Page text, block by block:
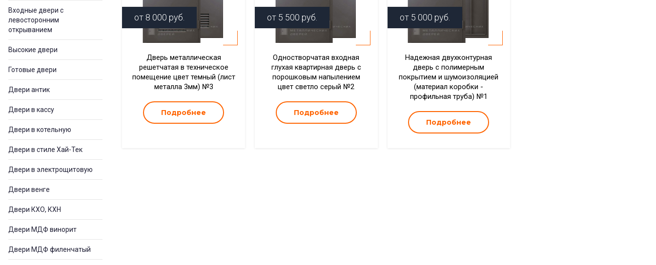
Входные двери с
левосторонним
открыванием
Высокие двери
Готовые двери
Двери антик
Двери в кассу
Двери в котельную
Двери в стиле Хай-Тек
Двери в электрощитовую
Двери венге
Двери КХО, КХН
Двери МДФ винорит
Двери МДФ филенчатый
от 8 000 руб.
Дверь металлическая
решетчатая в техническое
помещение цвет темный (лист
металла 3мм) №3
Подробнее
от 5 500 руб.
Одностворчатая входная
глухая квартирная дверь с
порошковым напылением
цвет светло серый №2
Подробнее
от 5 000 руб.
Надежная двухконтурная
дверь с полимерным
покрытием и шумоизоляцией
(материал коробки -
профильная труба) №1
Подробнее